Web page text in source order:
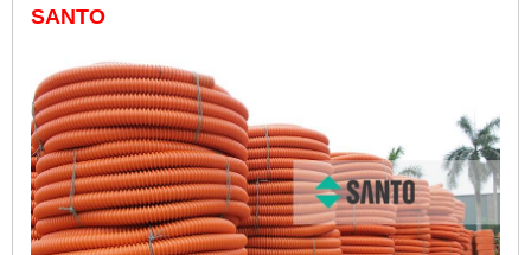
SANTO